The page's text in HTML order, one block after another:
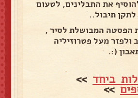
את התבלינים, לטעום
תיבול..
הפסטה המבושלת לסיר ,
ולפזר מעל פטרוזיליה
(:.
ביחד >>
>>